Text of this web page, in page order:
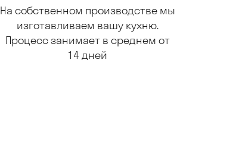
На собственном производстве мы
изготавливаем вашу кухню.
Процесс занимает в среднем от
14 дней